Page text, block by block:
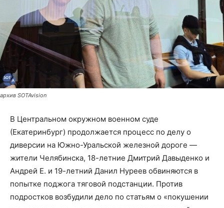
архив SOTAvision
В Центральном окружном военном суде
(Екатеринбург) продолжается процесс по делу о
диверсии на Южно-Уральской железной дороге —
жители Челябинска, 18-летние Дмитрий Давыденко и
Андрей Е. и 19-летний Данил Нуреев обвиняются в
попытке поджога тяговой подстанции. Против
подростков возбудили дело по статьям о «покушении